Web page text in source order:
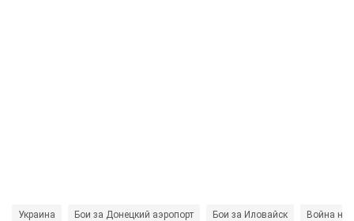
Украина Бои за Донецкий аэропорт Бои за Иловайск Война на